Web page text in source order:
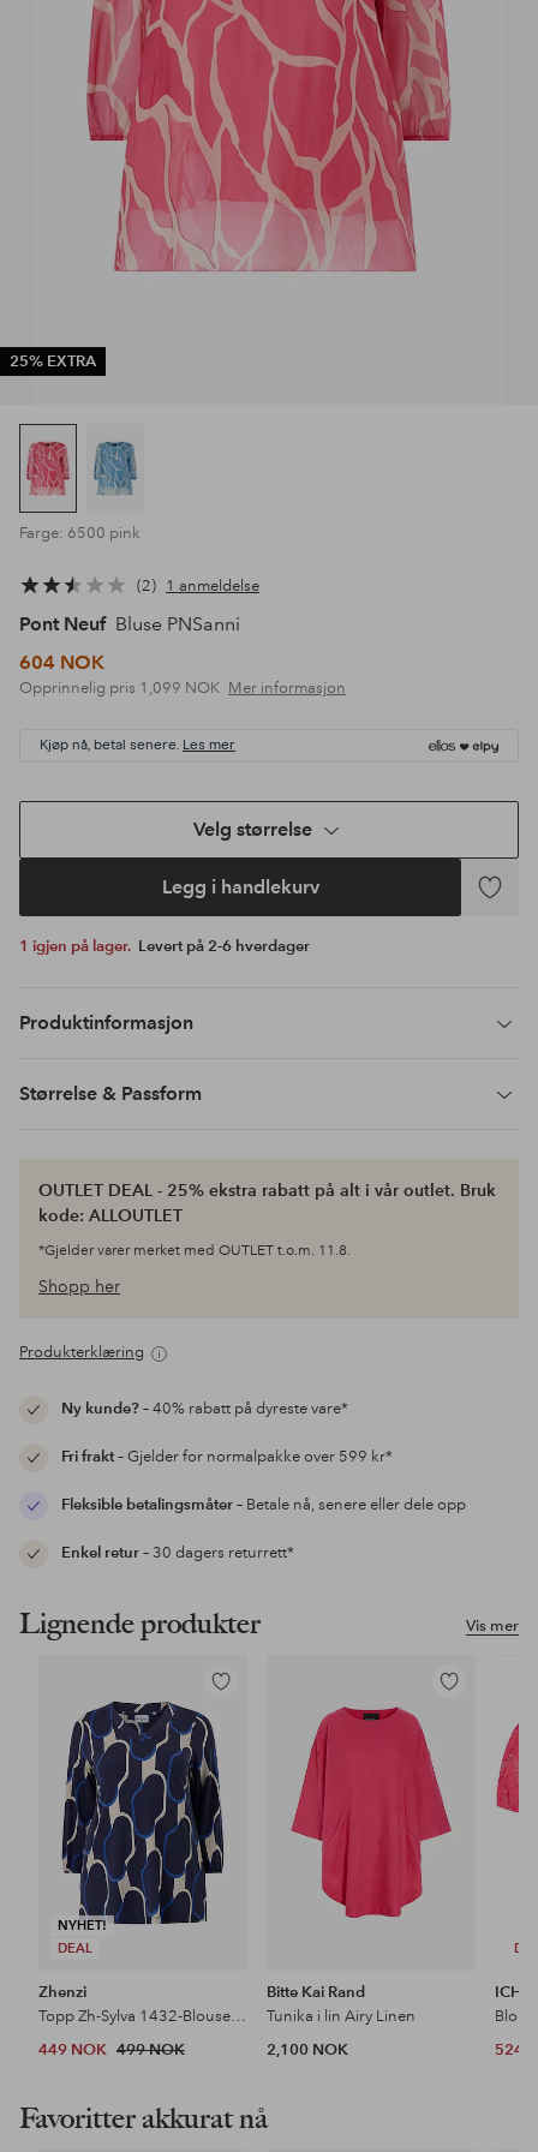
25% EXTRA
Farge: 6500 pink
2 1 anmeldelse
Pont Neuf Bluse PNSanni
604 NOK
Opprinnelig pris 1,099 NOK Mer informasjon
Kjøp nå, betal senere. Les mer
Velg størrelse
Legg i handlekurv
Legg
1 igjen på lager. Levert på 2-6 hverdager
Produktinformasjon
Størrelse & Passform
OUTLET DEAL - 25% ekstra rabatt på alt i vår outlet. Bruk
kode: ALLOUTLET
*Gjelder varer merket med OUTLET t.o.m. 11.8.
Shopp her
Produkterklæring
Ny kunde?– 40% rabatt på dyreste vare*
Fri frakt– Gjelder for normalpakke over 599 kr*
Fleksible betalingsmåter– Betale nå, senere eller dele opp
Enkel retur– 30 dagers returrett*
Vis mer
Lignende produkter
NYHET!
DEAL
Legg
til
favoritter
Zhenzi
Topp Zh-Sylva 1432-Blouse 3/4
449 NOK 499 NOK
Legg
Bitte Kai Rand
Tunika i lin Airy Linen
2,100 NOK
ICHI
524
Favoritter akkurat nå